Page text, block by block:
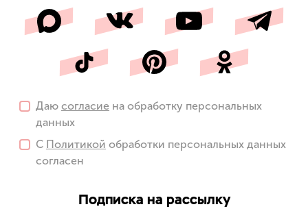
Даю согласие на обработку персональных
данных
С Политикой обработки персональных данных
согласен
Подписка на рассылку